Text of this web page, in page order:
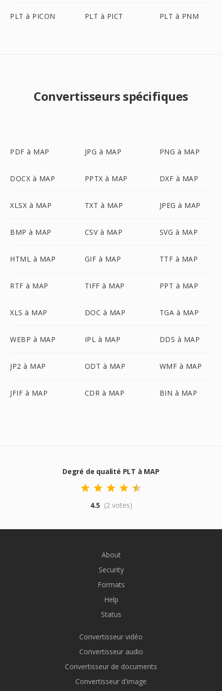
PLT à PICON PLT à PICT PLT à PNM
Convertisseurs spécifiques
PDF à MAP JPG à MAP PNG à MAP
DOCX à MAP PPTX à MAP DXF à MAP
XLSX à MAP TXT à MAP JPEG à MAP
BMP à MAP CSV à MAP SVG à MAP
HTML à MAP GIF à MAP TTF à MAP
RTF à MAP TIFF à MAP PPT à MAP
XLS à MAP DOC à MAP TGA à MAP
WEBP à MAP IPL à MAP DDS à MAP
JP2 à MAP ODT à MAP WMF à MAP
JFIF à MAP CDR à MAP BIN à MAP
Degré de qualité PLT à MAP
4.5 (2 votes)
About
Security
Formats
Help
Status
Convertisseur vidéo
Convertisseur audio
Convertisseur de documents
Convertisseur d'image